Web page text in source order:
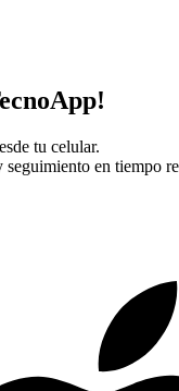
tu celular.
seguimiento en tiempo